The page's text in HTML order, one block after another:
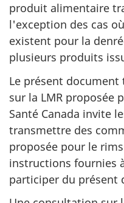
produit alimentaire
l'exception des cas
existent pour la
plusieurs produits
Le présent
sur la LMR proposée
Santé Canada invite
transmettre des
proposée pour le
instructions fournies
participer du présent